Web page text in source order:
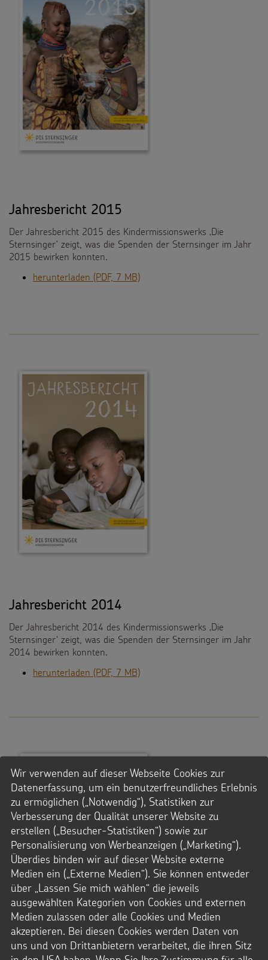
Jahresbericht 2015
Der Jahresbericht 2015 des Kindermissionswerks ‚Die
Sternsinger‘ zeigt, was die Spenden der Sternsinger im Jahr
2015 bewirken konnten.
herunterladen (PDF, 7 MB)
Jahresbericht 2014
Der Jahresbericht 2014 des Kindermissionswerks ‚Die
Sternsinger‘ zeigt, was die Spenden der Sternsinger im Jahr
2014 bewirken konnten.
herunterladen (PDF, 7 MB)
Wir verwenden auf dieser Webseite Cookies zur
Datenerfassung, um ein benutzerfreundliches Erlebnis
zu ermöglichen („Notwendig“), Statistiken zur
Verbesserung der Qualität unserer Website zu
erstellen („Besucher-Statistiken“) sowie zur
Personalisierung von Werbeanzeigen („Marketing“).
Überdies binden wir auf dieser Website externe
Medien ein („Externe Medien“). Sie können entweder
über „Lassen Sie mich wählen“ die jeweils
ausgewählten Kategorien von Cookies und externen
Medien zulassen oder alle Cookies und Medien
akzeptieren. Bei diesen Cookies werden Daten von
uns und von Drittanbietern verarbeitet, die ihren Sitz